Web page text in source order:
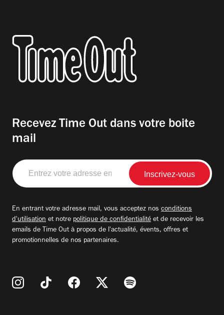
Recevez Time Out dans votre boite
mail
Entrez
votre
adresse
En entrant votre adresse mail, vous acceptez nos conditions
d'utilisation et notre politique de confidentialité et de recevoir les
emails de Time Out à propos de l'actualité, évents, offres et
promotionnelles de nos partenaires.